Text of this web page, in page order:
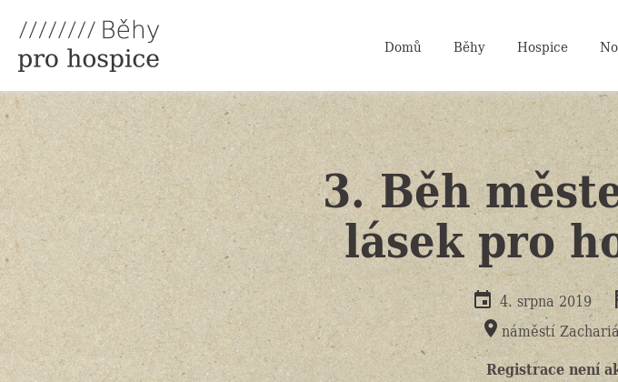
3. Běh
lásek pro
4. srpna 2019
náměstí
Registrace není
Domů Běhy Hospice